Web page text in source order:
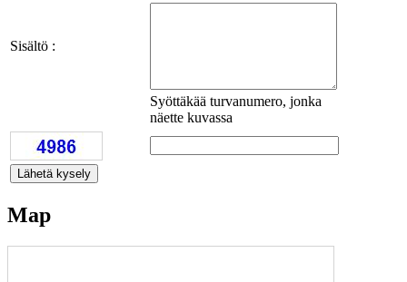
Sisältö :
Syöttäkää turvanumero, jonka
näette kuvassa
Map